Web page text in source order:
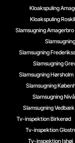
Kloakspuling
Kloakspuling
Slamsugning Amagerbro
Slamsugning
Slamsugning
Slamsugning Hørsholm
Slamsugning
Slamsugning Nivå
Slamsugning Vedbæk
Tv-inspektion Birkerød
Tv-inspektion
Tv-inspektion Ishøj